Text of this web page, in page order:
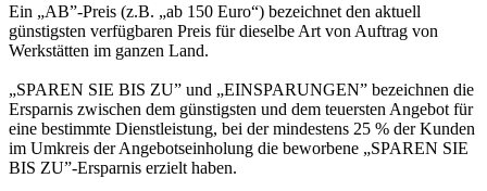
Ein „AB”-Preis (z.B. „ab 150 Euro“) bezeichnet den aktuell
günstigsten verfügbaren Preis für dieselbe Art von Auftrag von
Werkstätten im ganzen Land.
„SPAREN SIE BIS ZU” und „EINSPARUNGEN” bezeichnen die
Ersparnis zwischen dem günstigsten und dem teuersten Angebot für
eine bestimmte Dienstleistung, bei der mindestens 25 % der Kunden
im Umkreis der Angebotseinholung die beworbene „SPAREN SIE
BIS ZU”-Ersparnis erzielt haben.